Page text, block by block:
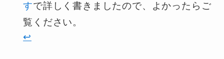
すで詳しく書きましたので、よかったらご
覧ください。
↩︎